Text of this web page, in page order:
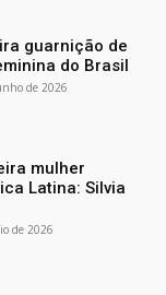
guarnição de
do Brasil
de 2026
mulher
Latina: Silvia
de 2026